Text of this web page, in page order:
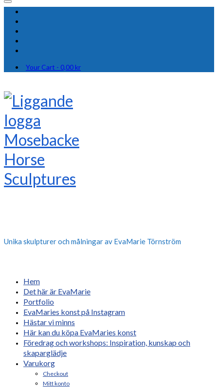
Your Cart - 0,00kr
Unika skulpturer och målningar av EvaMarie Törnström
Hem
Det här är EvaMarie
Portfolio
EvaMaries konst på Instagram
Hästar vi minns
Här kan du köpa EvaMaries konst
Föredrag och workshops: Inspiration, kunskap och
skaparglädje
Varukorg
Checkout
Mitt konto